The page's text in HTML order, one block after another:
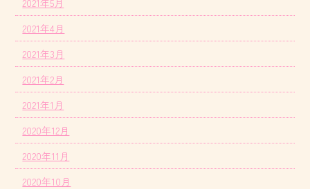
2021年4月
2021年3月
2021年2月
2021年1月
2020年12月
2020年11月
2020年10月